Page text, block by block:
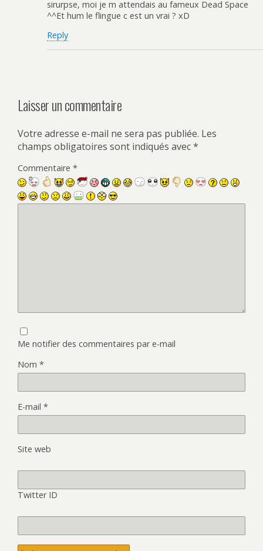
sirurpse, moi je m attendais au fameux Dead Space
^^Et hum le flingue c est un vrai ? xD
Reply
Laisser un commentaire
Votre adresse e-mail ne sera pas publiée. Les
champs obligatoires sont indiqués avec*
Commentaire *
Me notifier des commentaires par e-mail
Nom *
E-mail *
Site web
Twitter ID